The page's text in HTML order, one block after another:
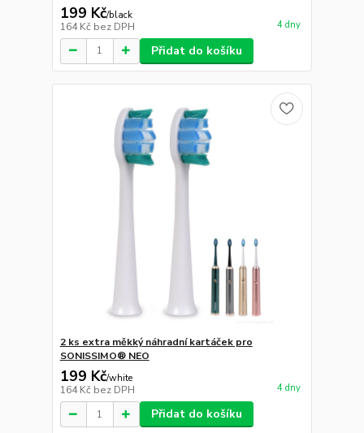
199 Kč/black
164 Kč bez DPH 4 dny
Přidat do košíku
2 ks extra měkký náhradní kartáček pro
SONISSIMO® NEO
199 Kč/white
164 Kč bez DPH 4 dny
Přidat do košíku